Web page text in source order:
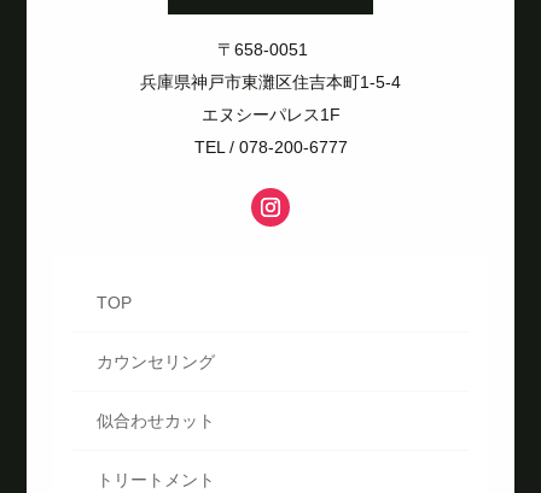
〒658-0051
兵庫県神戸市東灘区住吉本町1-5-4
エヌシーパレス1F
TEL / 078-200-6777
TOP
カウンセリング
似合わせカット
トリートメント